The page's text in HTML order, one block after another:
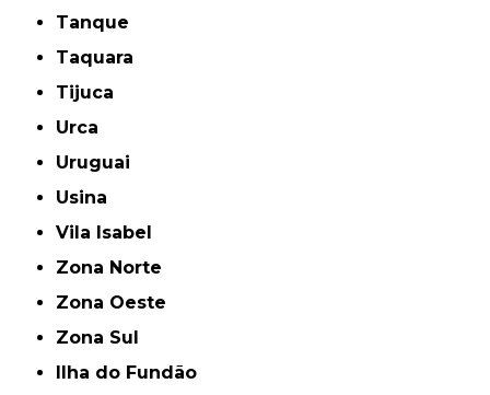
Tanque
Taquara
Tijuca
Urca
Uruguai
Usina
Vila Isabel
Zona Norte
Zona Oeste
Zona Sul
ilha do Fundão